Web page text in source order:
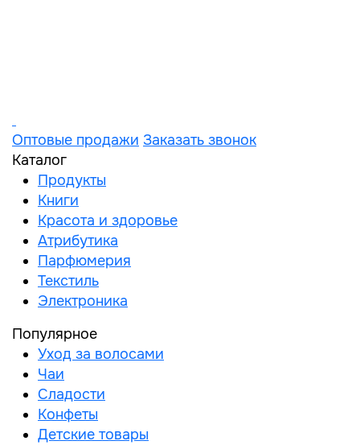
Оптовые продажи Заказать звонок
Каталог
Продукты
Книги
Красота и здоровье
Атрибутика
Парфюмерия
Текстиль
Электроника
Популярное
Уход за волосами
Чаи
Сладости
Конфеты
Детские товары